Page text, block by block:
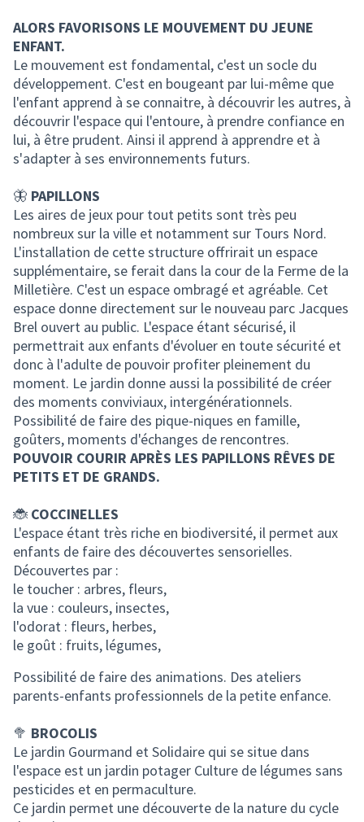
ALORS FAVORISONS LE MOUVEMENT DU JEUNE
ENFANT.
Le mouvement est fondamental, c'est un socle du
développement. C'est en bougeant par lui-même que
l'enfant apprend à se connaitre, à découvrir les autres, à
découvrir l'espace qui l'entoure, à prendre confiance en
lui, à être prudent. Ainsi il apprend à apprendre et à
s'adapter à ses environnements futurs.
🦋 PAPILLONS
Les aires de jeux pour tout petits sont très peu
nombreux sur la ville et notamment sur Tours Nord.
L'installation de cette structure offrirait un espace
supplémentaire, se ferait dans la cour de la Ferme de la
Milletière. C'est un espace ombragé et agréable. Cet
espace donne directement sur le nouveau parc Jacques
Brel ouvert au public. L'espace étant sécurisé, il
permettrait aux enfants d'évoluer en toute sécurité et
donc à l'adulte de pouvoir profiter pleinement du
moment. Le jardin donne aussi la possibilité de créer
des moments conviviaux, intergénérationnels.
Possibilité de faire des pique-niques en famille,
goûters, moments d'échanges de rencontres.
POUVOIR COURIR APRÈS LES PAPILLONS RÊVES DE
PETITS ET DE GRANDS.
🐞 COCCINELLES
L'espace étant très riche en biodiversité, il permet aux
enfants de faire des découvertes sensorielles.
Découvertes par :
le toucher : arbres, fleurs,
la vue : couleurs, insectes,
l'odorat : fleurs, herbes,
le goût : fruits, légumes,
Possibilité de faire des animations. Des ateliers
parents-enfants professionnels de la petite enfance.
🥦 BROCOLIS
Le jardin Gourmand et Solidaire qui se situe dans
l'espace est un jardin potager Culture de légumes sans
pesticides et en permaculture.
Ce jardin permet une découverte de la nature du cycle